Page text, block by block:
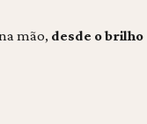
mão, desde o brilho